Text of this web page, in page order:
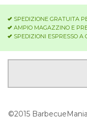
SPEDIZIONE GRATUITA
AMPIO MAGAZZINO E
SPEDIZIONI ESPRESSO
©2015